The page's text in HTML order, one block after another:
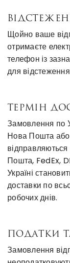
Щойно ваше
отримаєте
телефон із
для
ТЕРМІН
Замовлення по
Нова Пошта
Пошта, FedEx,
Україні
доставки по
робочих днів.
ПОДАТКИ
Замовлення